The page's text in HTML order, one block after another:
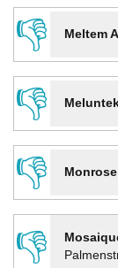
👎
Meltem
👎
👎
Monrose
👎